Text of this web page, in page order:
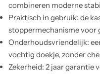
combineren moderne
Praktisch in gebruik: de
stoppermechanisme voor
Onderhoudsvriendelijk:
vochtig doekje, zonder
Zekerheid: 2 jaar garantie